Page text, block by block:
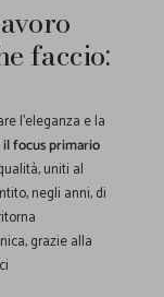
faccio:
l'eleganza e la
il focus primario
uniti al
negli anni, di
grazie alla